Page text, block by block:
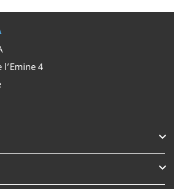
l’Emine 4

